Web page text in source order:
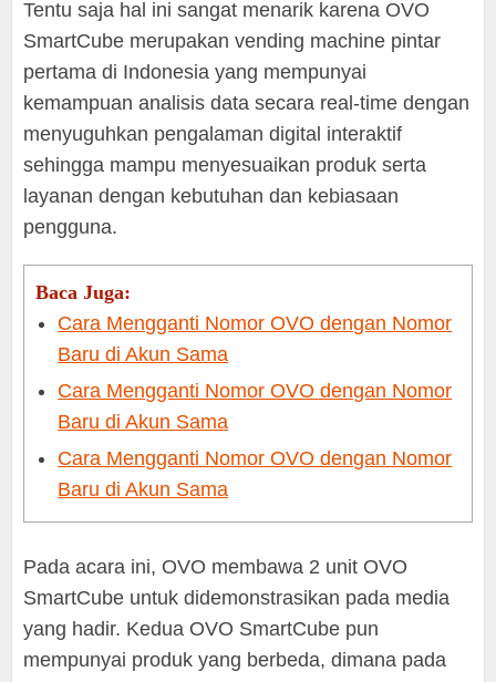
Tentu saja hal ini sangat menarik karena OVO
SmartCube merupakan vending machine pintar
pertama di Indonesia yang mempunyai
kemampuan analisis data secara real-time dengan
menyuguhkan pengalaman digital interaktif
sehingga mampu menyesuaikan produk serta
layanan dengan kebutuhan dan kebiasaan
pengguna.
Baca Juga:
Cara Mengganti Nomor OVO dengan Nomor
Baru di Akun Sama
Cara Mengganti Nomor OVO dengan Nomor
Baru di Akun Sama
Cara Mengganti Nomor OVO dengan Nomor
Baru di Akun Sama
Pada acara ini, OVO membawa 2 unit OVO
SmartCube untuk didemonstrasikan pada media
yang hadir. Kedua OVO SmartCube pun
mempunyai produk yang berbeda, dimana pada